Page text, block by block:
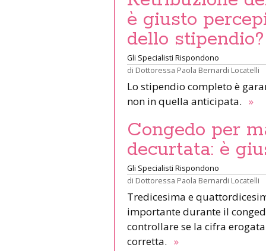
è giusto
dello stipendio?
Gli Specialisti Rispondono
di Dottoressa Paola Bernardi Locatelli
Lo stipendio completo è
non in quella anticipata. »
Congedo per
decurtata: è
Gli Specialisti Rispondono
di Dottoressa Paola Bernardi Locatelli
Tredicesima e
importante durante il
controllare se la cifra
corretta. »